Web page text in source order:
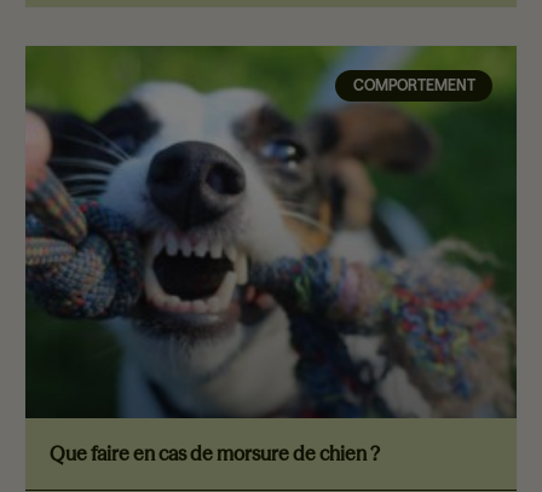
COMPORTEMENT
Que faire en cas de morsure de chien ?